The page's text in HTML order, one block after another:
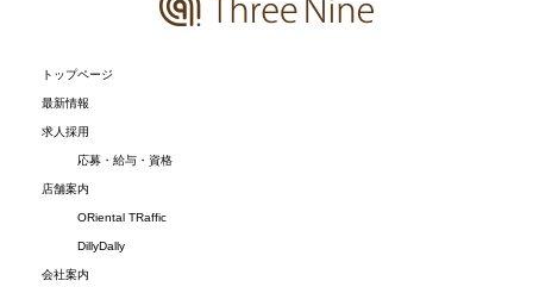
トップページ
最新情報
求人採用
応募・給与・資格
店舗案内
ORiental TRaffic
DillyDally
会社案内